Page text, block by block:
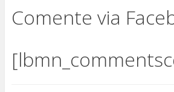
Comente via